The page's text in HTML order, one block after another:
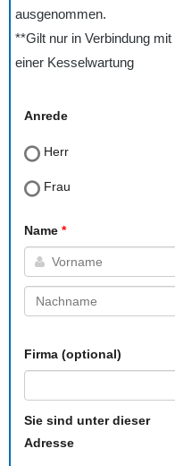
ausgenommen.
**Gilt nur in Verbindung mit
einer Kesselwartung